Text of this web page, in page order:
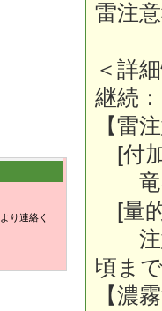
雷注
＜詳
継続：
【雷
[付
竜
[量
注意
頃まで
【濃
より連絡く